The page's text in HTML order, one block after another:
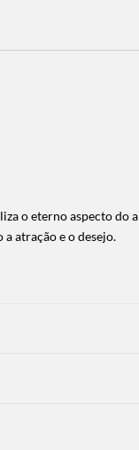
o eterno aspecto do
atração e o desejo.